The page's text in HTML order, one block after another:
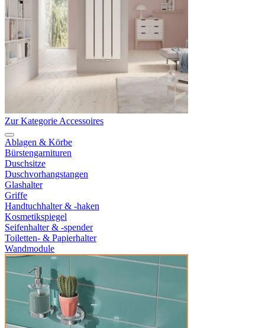
Zur Kategorie Accessoires
Ablagen & Körbe
Bürstengarnituren
Duschsitze
Duschvorhangstangen
Glashalter
Griffe
Handtuchhalter & -haken
Kosmetikspiegel
Seifenhalter & -spender
Toiletten- & Papierhalter
Wandmodule